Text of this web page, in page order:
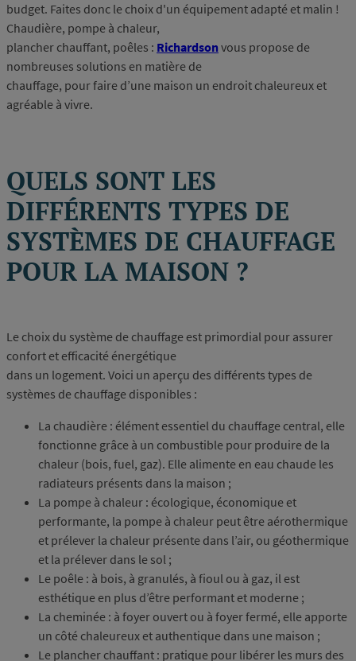
budget. Faites donc le choix d'un équipement adapté et malin !
Chaudière, pompe à chaleur,
plancher chauffant, poêles : Richardsonvous propose de
nombreuses solutions en matière de
chauffage, pour faire d’une maison un endroit chaleureux et
agréable à vivre.
QUELS SONT LES
DIFFÉRENTS TYPES DE
SYSTÈMES DE CHAUFFAGE
POUR LA MAISON ?
Le choix du système de chauffage est primordial pour assurer
confort et efficacité énergétique
dans un logement. Voici un aperçu des différents types de
systèmes de chauffage disponibles :
La chaudière : élément essentiel du chauffage central, elle
fonctionne grâce à un combustible pour produire de la
chaleur (bois, fuel, gaz). Elle alimente en eau chaude les
radiateurs présents dans la maison ;
La pompe à chaleur : écologique, économique et
performante, la pompe à chaleur peut être aérothermique
et prélever la chaleur présente dans l’air, ou géothermique
et la prélever dans le sol ;
Le poêle : à bois, à granulés, à fioul ou à gaz, il est
esthétique en plus d’être performant et moderne ;
La cheminée : à foyer ouvert ou à foyer fermé, elle apporte
un côté chaleureux et authentique dans une maison ;
Le plancher chauffant : pratique pour libérer les murs des